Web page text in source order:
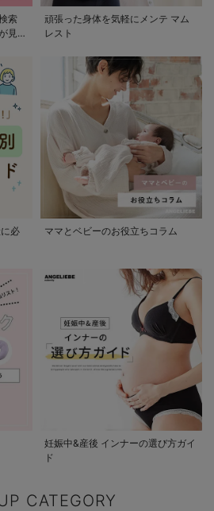
索
見つ
頑張った身体を気軽にメンテ マム
レスト
必
ママとベビーのお役立ちコラム
妊娠中&産後 インナーの選び方ガイ
ド
CATEGORY